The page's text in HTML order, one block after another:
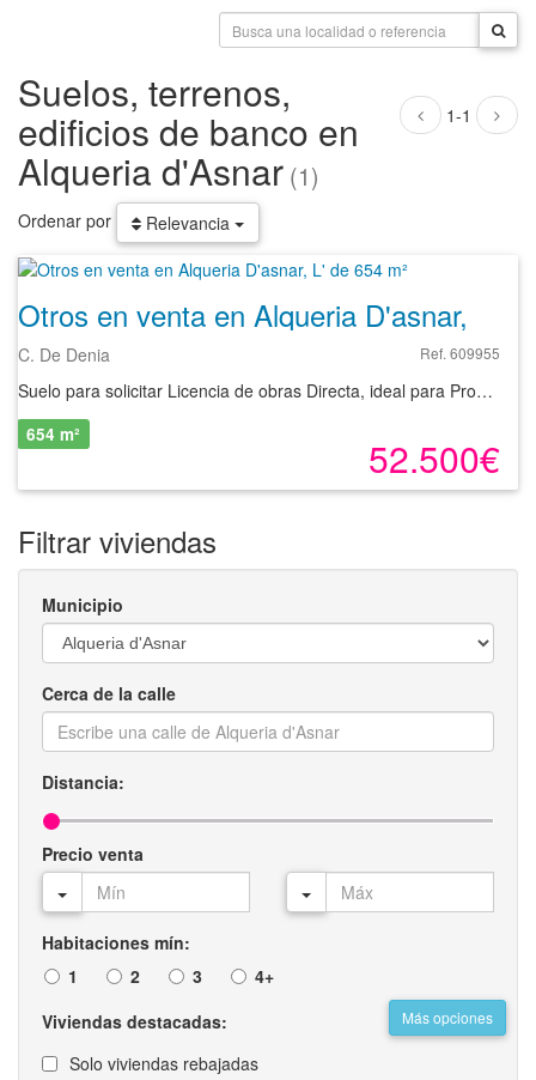
1-1
Suelos, terrenos,
edificios de banco en
Alqueria d'Asnar (1)
Ordenar por Relevancia
C. De Denia Ref. 609955
Suelo para solicitar Licencia de obras Directa, ideal para Promotores /ConstructoresLa promoción a realizar es la de cuatro viviendas unifamiliares adosadas con una superficie media por vivienda 200 m2.CALIFICACIÓN URBANÍSTICA Y EDIFICABILIDADUSO CARACTERÍSTICO. Unifamiliar Adosado.USOS PROHIBIDOS. Los no autorizados y/o compatiblesALTURA MÁXIMA. 2 Plantas , 7.90 MTSRETRANQUEOS. No tiene.APROVECHAMIENTO. 100%SUPERFICIE TOTAL CONSTRUIBLE S/PLANEAMIENTO. 900 M2TPor supuesto también es compatible con una vivienda Unifamiliar con parcela privada. Hágase su vivienda.
52.500€
654 m²
Filtrar viviendas
Municipio
Cerca de la calle
Distancia:
Precio venta
Habitaciones mín:
1
2 3 4+
Más opciones
Viviendas destacadas:
Solo viviendas rebajadas